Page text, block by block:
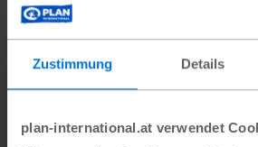
Zustimmung Details
plan-international.at verwendet